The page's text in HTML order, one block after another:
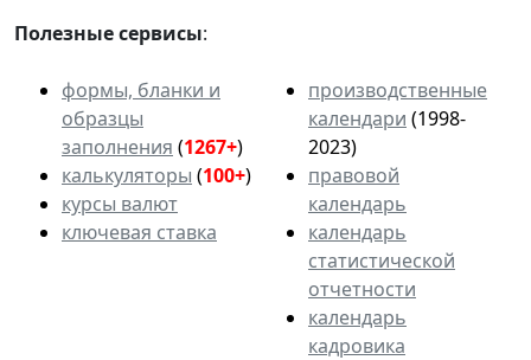
Полезные сервисы:
формы, бланки и
образцы
заполнения (1267+)
калькуляторы (100+)
курсы валют
ключевая ставка
производственные
календари (1998-
2023)
правовой
календарь
календарь
статистической
отчетности
календарь
кадровика